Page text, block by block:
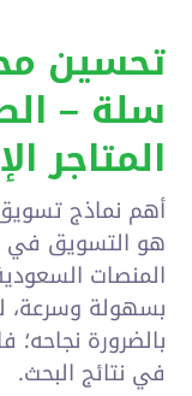
تحسين
سلة –
المتاجر
أهم نماذج
هو التسويق
المنصات
بسهولة وسرعة،
بالضرورة
في نتائج البحث.